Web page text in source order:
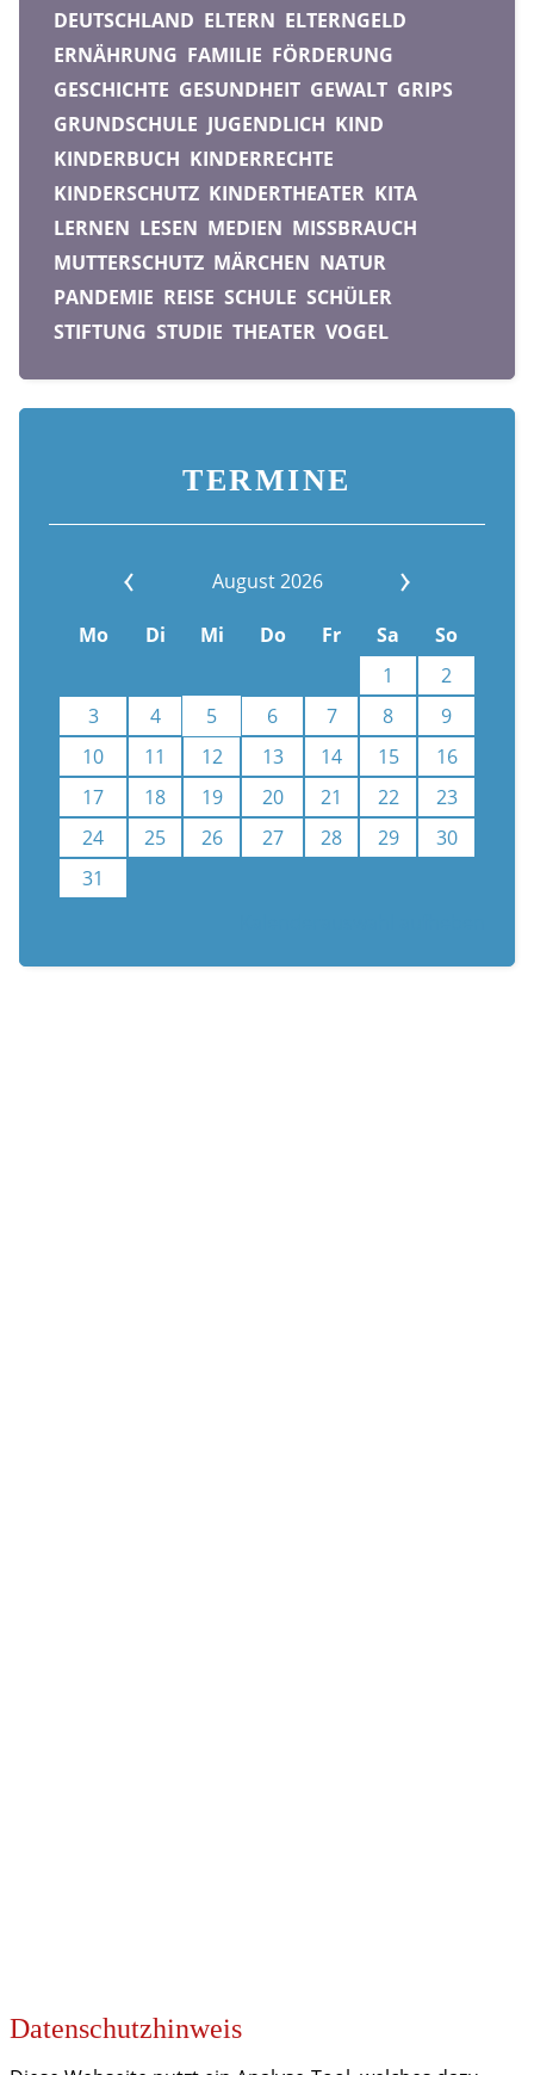
DEUTSCHLAND ELTERN ELTERNGELD
ERNÄHRUNG FAMILIE FÖRDERUNG
GESCHICHTE GESUNDHEIT GEWALT GRIPS
GRUNDSCHULE JUGENDLICH KIND
KINDERBUCH KINDERRECHTE
KINDERSCHUTZ KINDERTHEATER KITA
LERNEN LESEN MEDIEN MISSBRAUCH
MUTTERSCHUTZ MÄRCHEN NATUR
PANDEMIE REISE SCHULE SCHÜLER
STIFTUNG STUDIE THEATER VOGEL
TERMINE
August 2026
Mo Di Mi Do Fr Sa
So
1
2
3
4 5 6 7 8
9
10
11 12 13 14 15
16
17
18 19 20 21 22
23
24
25 26 27 28 29
30
31
Datenschutzhinweis